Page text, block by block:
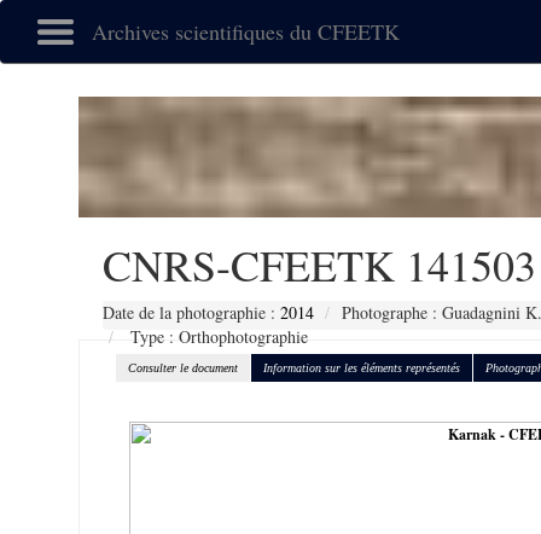
Archives scientifiques du CFEETK
CNRS-CFEETK 141503
Date de la photographie : 2014
Photographe : Guadagnini K.
Type : Orthophotographie
Consulter le document Information sur les éléments représentés